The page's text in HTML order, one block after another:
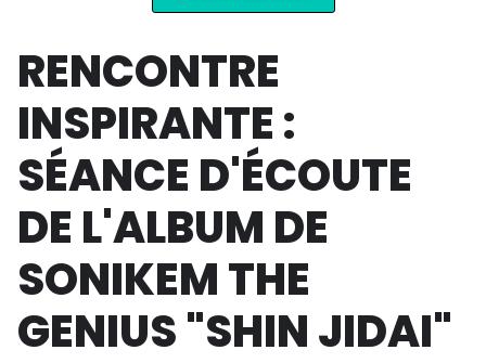
RENCONTRE
INSPIRANTE :
SÉANCE D'ÉCOUTE
DE L'ALBUM DE
SONIKEM THE
GENIUS "SHIN JIDAI"